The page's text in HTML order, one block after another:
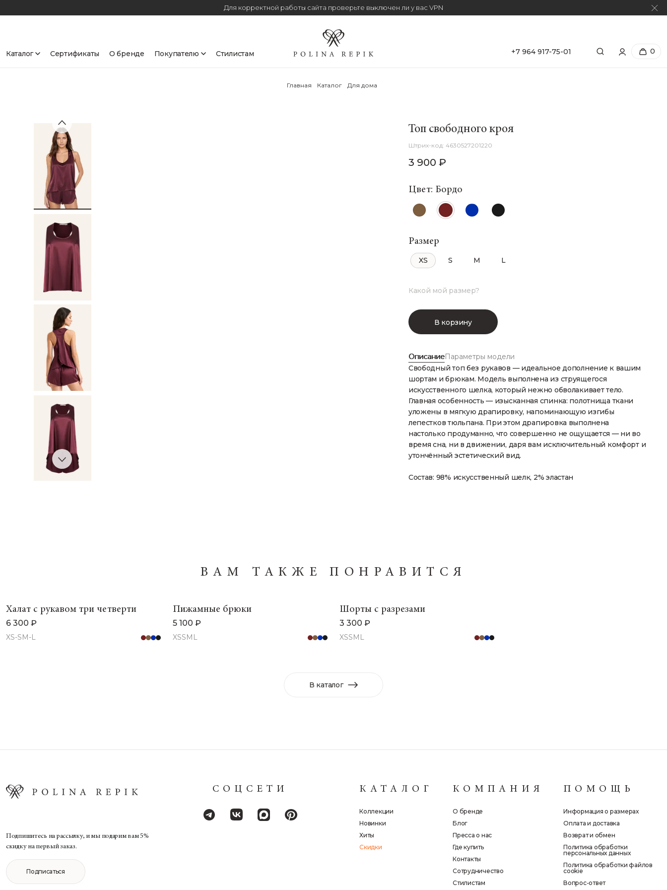
Для корректной работы сайта проверьте выключен ли у вас VPN
Каталог Сертификаты О бренде Покупателю Стилистам +7 964 917-75-01 0
Главная Каталог Для дома
Топ свободного кроя
4630527201220
3 900 ₽
Цвет: Бордо
Размер
XS S M L
Какой мой размер?
В корзину
Описание
Свободный топ без рукавов — идеальное дополнение к вашим
шортам и брюкам. Модель выполнена из струящегося
искусственного шелка, который нежно обволакивает тело.
Главная особенность — изысканная спинка: полотнища ткани
уложены в мягкую драпировку, напоминающую изгибы
лепестков тюльпана. При этом драпировка выполнена
настолько продуманно, что совершенно не ощущается — ни во
время сна, ни в движении, даря вам исключительный комфорт и
утончённый эстетический вид.
Состав: 98% искусственный шелк, 2% эластан
Параметры модели
ВАМ ТАКЖЕ ПОНРАВИТСЯ
Халат с рукавом три четверти
6 300 ₽
XS-SM-L
Пижамные брюки
5 100 ₽
XSSM L
Шорты с разрезами
3 300 ₽
XSSM L
В каталог
Подпишитесь на рассылку, и мы подарим вам 5%
скидку на первый заказ.
Подписаться
СОЦСЕТИ КАТАЛОГ
Коллекции
Новинки
Хиты
Скидки
КОМПАНИЯ
О бренде
Блог
Пресса о нас
Где купить
Контакты
Сотрудничество
Стилистам
ПОМОЩЬ
Информация о размерах
Оплата и доставка
Возврат и обмен
Политика обработки
персональных данных
Политика обработки файлов
cookie
Вопрос-ответ